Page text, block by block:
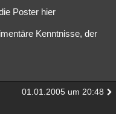
Poster hier
Kenntnisse, der
01.01.2005 um 20:48